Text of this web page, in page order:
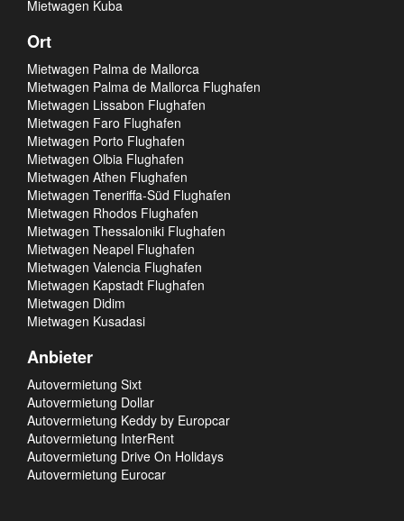
Mietwagen Kuba
Ort
Mietwagen Palma de Mallorca
Mietwagen Palma de Mallorca Flughafen
Mietwagen Lissabon Flughafen
Mietwagen Faro Flughafen
Mietwagen Porto Flughafen
Mietwagen Olbia Flughafen
Mietwagen Athen Flughafen
Mietwagen Teneriffa-Süd Flughafen
Mietwagen Rhodos Flughafen
Mietwagen Thessaloniki Flughafen
Mietwagen Neapel Flughafen
Mietwagen Valencia Flughafen
Mietwagen Kapstadt Flughafen
Mietwagen Didim
Mietwagen Kusadasi
Anbieter
Autovermietung Sixt
Autovermietung Dollar
Autovermietung Keddy by Europcar
Autovermietung InterRent
Autovermietung Drive On Holidays
Autovermietung Eurocar